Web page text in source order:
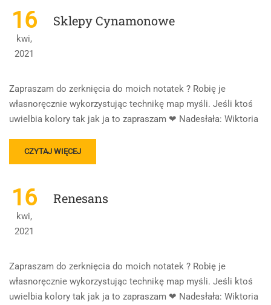
WESELE
NIE
AŻ
TAKIE
TRUDNE
16
kwi,
2021
Sklepy Cynamonowe
Zapraszam do zerknięcia do moich notatek ? Robię je
własnoręcznie wykorzystując technikę map myśli. Jeśli ktoś
uwielbia kolory tak jak ja to zapraszam ❤ Nadesłała: Wiktoria
READ
MORE
SKLEPY
CYNAMONOWE
CZYTAJ WIĘCEJ
16
kwi,
2021
Renesans
Zapraszam do zerknięcia do moich notatek ? Robię je
własnoręcznie wykorzystując technikę map myśli. Jeśli ktoś
uwielbia kolory tak jak ja to zapraszam ❤ Nadesłała: Wiktoria